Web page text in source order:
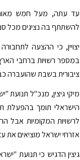
עד עתה, מעל חמש מאות
להשתתף בה נציגים מכל
יצויין, כי ההצעה
במספר רשויות ברחבי
ציבורית בשבת שהועברה
מיקי גיצין, מנכ"ל תנועת
הישראלי תומך בהפעלת
לרשויות המקומיות
אזרחי ישראל מוציאים את
גיצין הדגיש כי תנועת